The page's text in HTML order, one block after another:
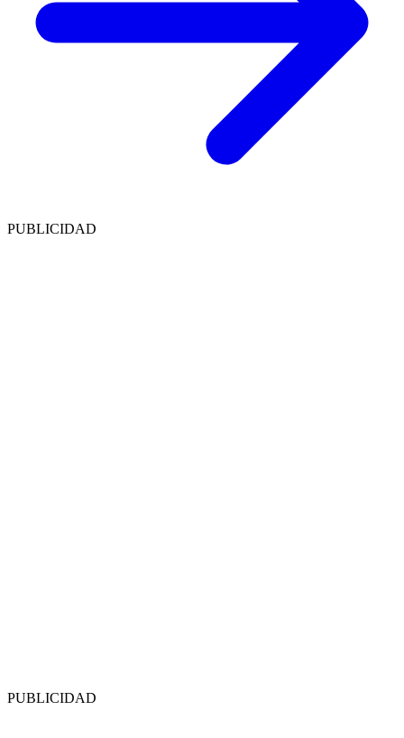
PUBLICIDAD
PUBLICIDAD